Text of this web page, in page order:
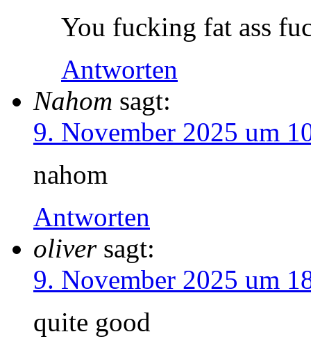
You fucking fat ass
Antworten
Nahom sagt:
9. November 2025 um
nahom
Antworten
oliver sagt:
9. November 2025 um
quite good